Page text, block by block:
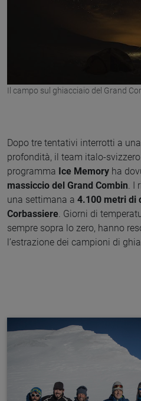
Il campo sul ghiacciaio del Grand
Dopo tre tentativi interrotti a
profondità, il team italo-
programma Ice Memory ha
massiccio del Grand Combin .
una settimana a 4.100 metri di
Corbassiere . Giorni di
sempre sopra lo zero, hanno
l’estrazione dei campioni di